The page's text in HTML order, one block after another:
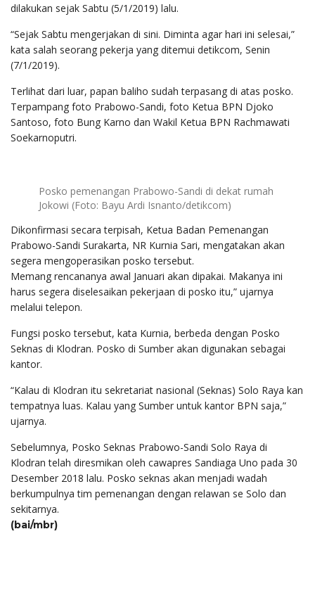
dilakukan sejak Sabtu (5/1/2019) lalu.
“Sejak Sabtu mengerjakan di sini. Diminta agar hari ini selesai,”
kata salah seorang pekerja yang ditemui detikcom, Senin
(7/1/2019).
Terlihat dari luar, papan baliho sudah terpasang di atas posko.
Terpampang foto Prabowo-Sandi, foto Ketua BPN Djoko
Santoso, foto Bung Karno dan Wakil Ketua BPN Rachmawati
Soekarnoputri.
Posko pemenangan Prabowo-Sandi di dekat rumah
Jokowi (Foto: Bayu Ardi Isnanto/detikcom)
Dikonfirmasi secara terpisah, Ketua Badan Pemenangan
Prabowo-Sandi Surakarta, NR Kurnia Sari, mengatakan akan
segera mengoperasikan posko tersebut.
Memang rencananya awal Januari akan dipakai. Makanya ini
harus segera diselesaikan pekerjaan di posko itu,” ujarnya
melalui telepon.
Fungsi posko tersebut, kata Kurnia, berbeda dengan Posko
Seknas di Klodran. Posko di Sumber akan digunakan sebagai
kantor.
“Kalau di Klodran itu sekretariat nasional (Seknas) Solo Raya kan
tempatnya luas. Kalau yang Sumber untuk kantor BPN saja,”
ujarnya.
Sebelumnya, Posko Seknas Prabowo-Sandi Solo Raya di
Klodran telah diresmikan oleh cawapres Sandiaga Uno pada 30
Desember 2018 lalu. Posko seknas akan menjadi wadah
berkumpulnya tim pemenangan dengan relawan se Solo dan
sekitarnya.
(bai/mbr)